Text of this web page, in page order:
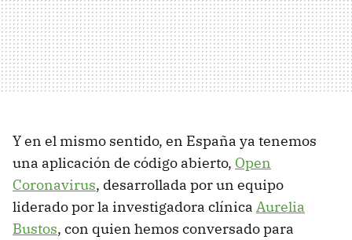
Y en el mismo sentido, en España ya tenemos
una aplicación de código abierto, Open
Coronavirus, desarrollada por un equipo
liderado por la investigadora clínica Aurelia
Bustos, con quien hemos conversado para